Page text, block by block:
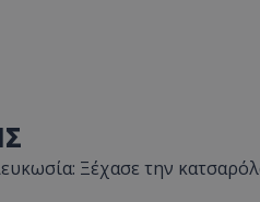
Ξέχασε την